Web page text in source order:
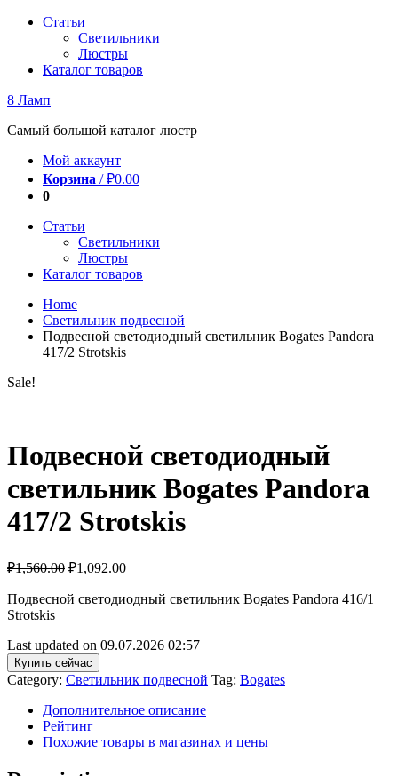
Перейти
содержимому
Статьи
Светильники
Люстры
Каталог товаров
8 Ламп
Самый большой каталог люстр
Мой аккаунт
Корзина /₽0.00
0
Статьи
Светильники
Люстры
Каталог товаров
Home
Светильник подвесной
Подвесной светодиодный светильник Bogates Pandora
417/2 Strotskis
Sale!
Подвесной светодиодный
светильник Bogates Pandora
417/2 Strotskis
₽1,560.00 ₽1,092.00
Подвесной светодиодный светильник Bogates Pandora 416/1
Strotskis
Last updated on 09.07.2026 02:57
Купить сейчас
Category: Светильник подвесной Tag: Bogates
Дополнительное описание
Рейтинг
Похожие товары в магазинах и цены